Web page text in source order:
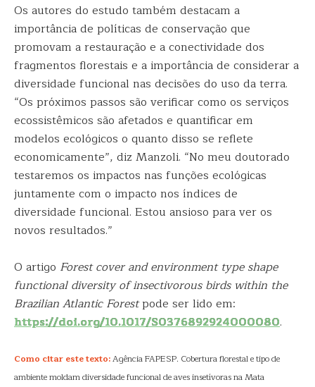
Os autores do estudo também destacam a
importância de políticas de conservação que
promovam a restauração e a conectividade dos
fragmentos florestais e a importância de considerar a
diversidade funcional nas decisões do uso da terra.
“Os próximos passos são verificar como os serviços
ecossistêmicos são afetados e quantificar em
modelos ecológicos o quanto disso se reflete
economicamente”, diz Manzoli. “No meu doutorado
testaremos os impactos nas funções ecológicas
juntamente com o impacto nos índices de
diversidade funcional. Estou ansioso para ver os
novos resultados.”
O artigo Forest cover and environment type shape
functional diversity of insectivorous birds within the
Brazilian Atlantic Forestpode ser lido em:
https://doi.org/10.1017/S0376892924000080.
Como citar este texto:Agência FAPESP. Cobertura florestal e tipo de
ambiente moldam diversidade funcional de aves insetívoras na Mata